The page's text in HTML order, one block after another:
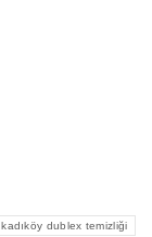
kadıköy dublex temizliği